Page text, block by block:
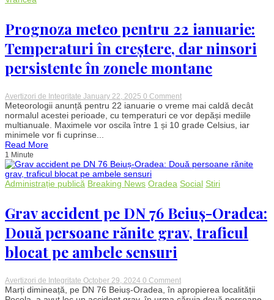
stare
critică
Prognoza meteo pentru 22 ianuarie:
Temperaturi în creștere, dar ninsori
persistente în zonele montane
Avertizori de Integritate January 22, 2025 0 Commenton
Prognoza
meteo
pentru
22
creștere,
ninsori
persistente
zonele
montane
Meteorologii anunță pentru 22 ianuarie o vreme mai caldă decât
normalul acestei perioade, cu temperaturi ce vor depăși mediile
multianuale. Maximele vor oscila între 1 și 10 grade Celsius, iar
minimele vor fi cuprinse...
Read More
1 Minute
Administrație publică Breaking News Oradea Social Stiri
Grav accident pe DN 76 Beiuș-Oradea:
Două persoane rănite grav, traficul
blocat pe ambele sensuri
Avertizori de Integritate October 29, 2024 0 Commenton
Grav
accident
Marți dimineață, pe DN 76 Beiuș-Oradea, în apropierea localității